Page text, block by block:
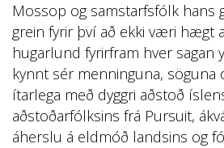
Mossop og samstarfsfólk hans
grein fyrir því að ekki væri hægt
hugarlund fyrirfram hver sagan
kynnt sér menninguna, söguna
ítarlega með dyggri aðstoð
aðstoðarfólksins frá Pursuit,
áherslu á eldmóð landsins og